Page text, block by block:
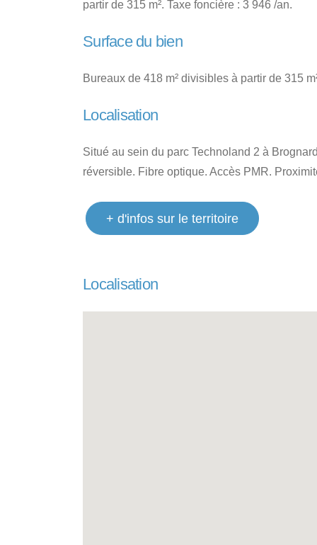
partir de 315 m². Taxe foncière : 3 946 /an.
Surface du bien
Bureaux de 418 m² divisibles à partir de 315
Localisation
Situé au sein du parc Technoland 2 à
réversible. Fibre optique. Accès PMR.
+ d'infos sur le territoire
Localisation